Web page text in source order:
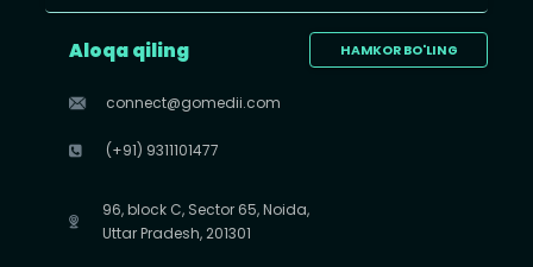
HAMKOR BO'LING
Aloqa qiling
connect@gomedii.com
(+91) 9311101477
96, block C, Sector 65, Noida,
Uttar Pradesh, 201301